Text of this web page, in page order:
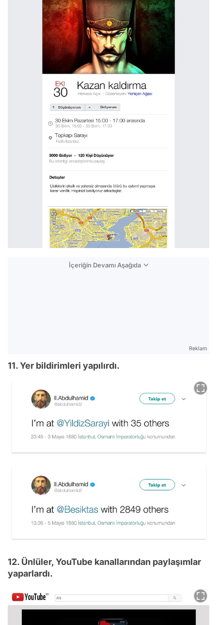
İçeriğin Devamı Aşağıda
Reklam
11. Yer bildirimleri yapılırdı.
12. Ünlüler, YouTube kanallarından paylaşımlar
yaparlardı.